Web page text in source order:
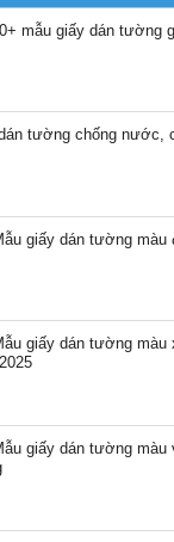
mẫu giấy dán tường
tường chống nước,
giấy dán tường màu
giấy dán tường màu
giấy dán tường màu